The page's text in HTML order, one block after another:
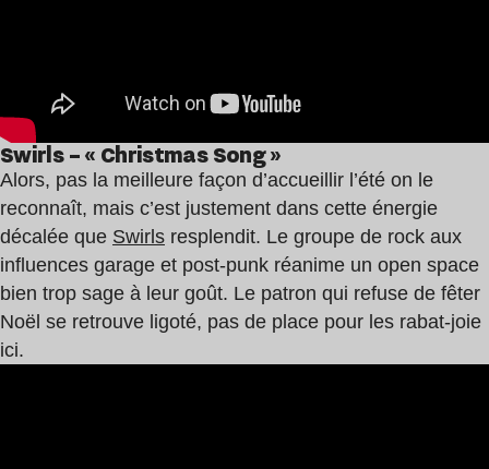
Swirls – « Christmas Song »
Alors, pas la meilleure façon d’accueillir l’été on le
reconnaît, mais c’est justement dans cette énergie
décalée que Swirls resplendit. Le groupe de rock aux
influences garage et post-punk réanime un open space
bien trop sage à leur goût. Le patron qui refuse de fêter
Noël se retrouve ligoté, pas de place pour les rabat-joie
ici.